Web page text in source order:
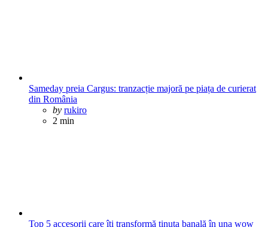
Sameday preia Cargus: tranzacție majoră pe piața de curierat
din România
Posted
by rukiro
2 min
Top 5 accesorii care îți transformă ținuta banală în una wow